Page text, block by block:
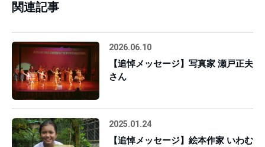
関連記事
2026.06.10
【追悼メッセージ】写真家 瀬戸正夫
さん
2025.01.24
【追悼メッセージ】絵本作家 いわむ